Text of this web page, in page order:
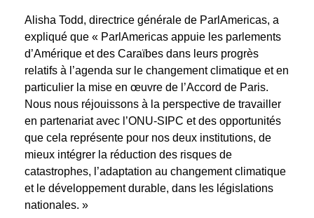
Alisha Todd, directrice générale de ParlAmericas, a
expliqué que « ParlAmericas appuie les parlements
d’Amérique et des Caraïbes dans leurs progrès
relatifs à l’agenda sur le changement climatique et en
particulier la mise en œuvre de l’Accord de Paris.
Nous nous réjouissons à la perspective de travailler
en partenariat avec l’ONU-SIPC et des opportunités
que cela représente pour nos deux institutions, de
mieux intégrer la réduction des risques de
catastrophes, l’adaptation au changement climatique
et le développement durable, dans les législations
nationales. »